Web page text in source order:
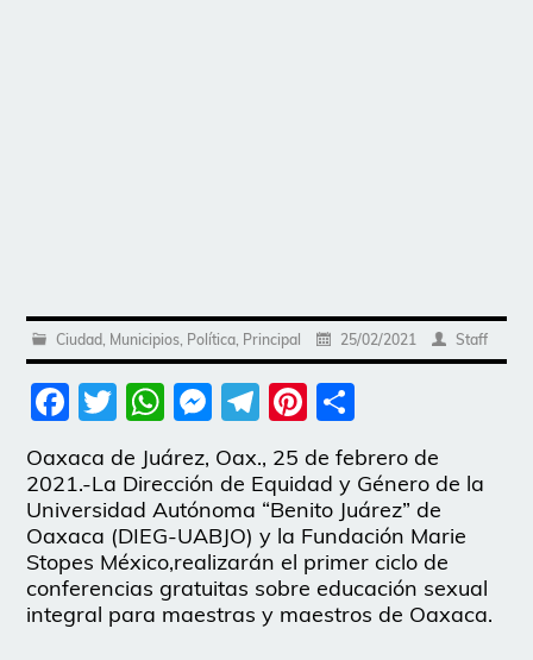
Ciudad Municipios Política Principal 25/02/2021 Staff
Facebook
Twitter
WhatsApp
Messenger
Telegram
Pinterest
Oaxaca de Juárez, Oax., 25 de febrero de
2021.-La Dirección de Equidad y Género de la
Universidad Autónoma “Benito Juárez” de
Oaxaca (DIEG-UABJO) y la Fundación Marie
Stopes México,realizarán el primer ciclo de
conferencias gratuitas sobre educación sexual
integral para maestras y maestros de Oaxaca.